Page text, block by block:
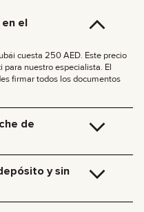
el
cuesta 250 AED. Este precio
para nuestro especialista. El
firmar todos los documentos
de
contigo en el lugar
en el momento.
y sin